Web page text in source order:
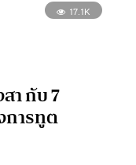
17.1K
า กับ 7
การทูต